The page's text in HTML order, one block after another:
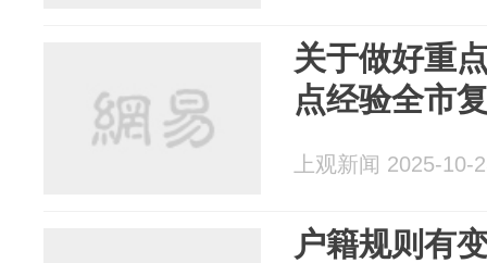
关于做好重
点经验全市
上观新闻 2025-10-
户籍规则有